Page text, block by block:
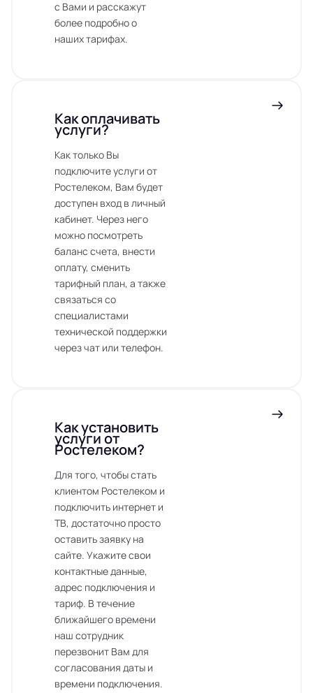
с Вами и расскажут
более подробно о
наших тарифах.
Как оплачивать
услуги?
Как только Вы
подключите услуги от
Ростелеком, Вам будет
доступен вход в личный
кабинет. Через него
можно посмотреть
баланс счета, внести
оплату, сменить
тарифный план, а также
связаться со
специалистами
технической поддержки
через чат или телефон.
Как установить
услуги от
Ростелеком?
Для того, чтобы стать
клиентом Ростелеком и
подключить интернет и
ТВ, достаточно просто
оставить заявку на
сайте. Укажите свои
контактные данные,
адрес подключения и
тариф. В течение
ближайшего времени
наш сотрудник
перезвонит Вам для
согласования даты и
времени подключения.